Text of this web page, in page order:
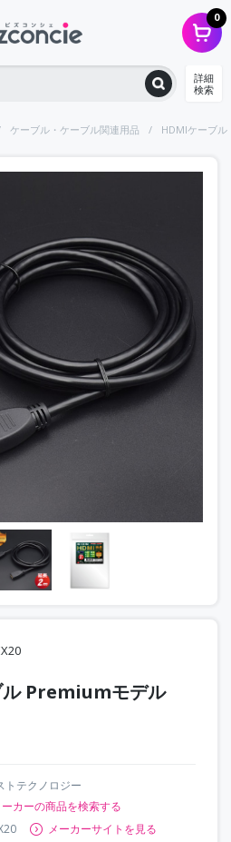
0
詳細
検索
ケーブル・ケーブル関連用品 HDMIケーブル
Premiumモデル
トテクノロジー
カーの商品を検索する
メーカーサイトを見る